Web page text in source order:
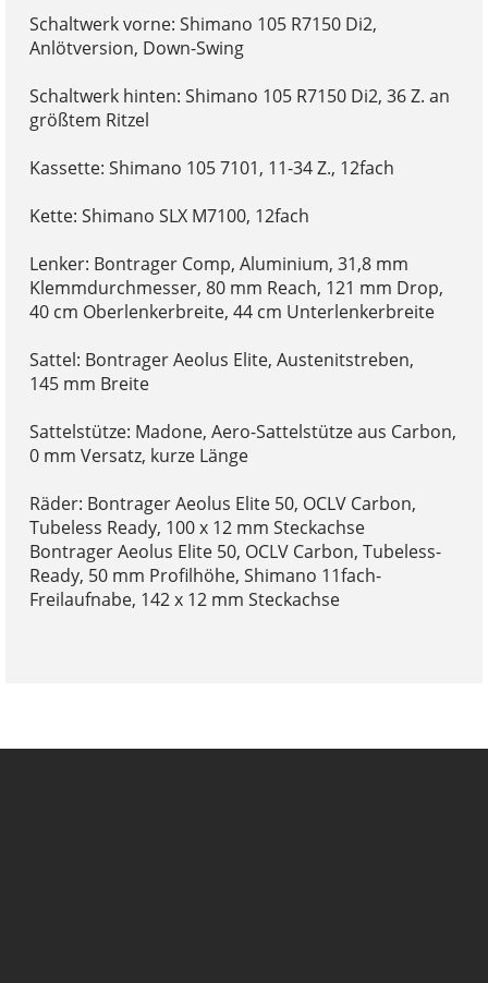
Schaltwerk vorne: Shimano 105 R7150 Di2,
Anlötversion, Down-Swing
Schaltwerk hinten: Shimano 105 R7150 Di2, 36 Z. an
größtem Ritzel
Kassette: Shimano 105 7101, 11-34 Z., 12fach
Kette: Shimano SLX M7100, 12fach
Lenker: Bontrager Comp, Aluminium, 31,8 mm
Klemmdurchmesser, 80 mm Reach, 121 mm Drop,
40 cm Oberlenkerbreite, 44 cm Unterlenkerbreite
Sattel: Bontrager Aeolus Elite, Austenitstreben,
145 mm Breite
Sattelstütze: Madone, Aero-Sattelstütze aus Carbon,
0 mm Versatz, kurze Länge
Räder: Bontrager Aeolus Elite 50, OCLV Carbon,
Tubeless Ready, 100 x 12 mm Steckachse
Bontrager Aeolus Elite 50, OCLV Carbon, Tubeless-
Ready, 50 mm Profilhöhe, Shimano 11fach-
Freilaufnabe, 142 x 12 mm Steckachse